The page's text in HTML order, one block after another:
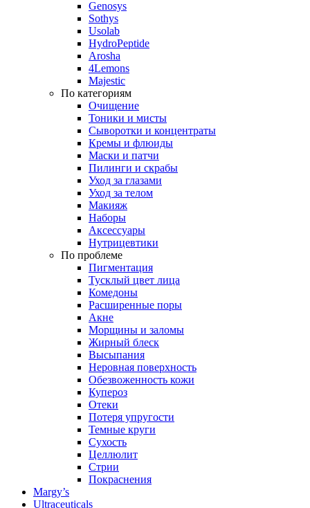
Genosys
Sothys
Usolab
HydroPeptide
Arosha
4Lemons
Majestic
По категориям
Очищение
Тоники и мисты
Сыворотки и концентраты
Кремы и флюиды
Маски и патчи
Пилинги и скрабы
Уход за глазами
Уход за телом
Макияж
Наборы
Аксессуары
Нутрицевтики
По проблеме
Пигментация
Тусклый цвет лица
Комедоны
Расширенные поры
Акне
Морщины и заломы
Жирный блеск
Высыпания
Неровная поверхность
Обезвоженность кожи
Купероз
Отеки
Потеря упругости
Темные круги
Сухость
Целлюлит
Стрии
Покраснения
Margy’s
Ultraceuticals